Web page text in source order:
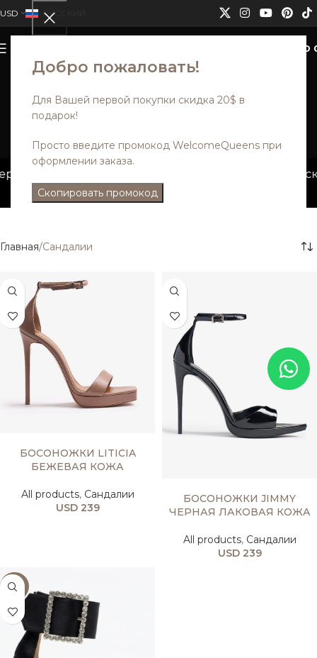
Добро пожаловать!
Для Вашей первой покупки скидка 20$ в
подарок!
Просто введите промокод WelcomeQueens при
оформлении заказа.
Скопировать промокод
USD РУССКИЙ
USD
Категории
заказ. Скидки не
Модели из
Главная Сандалии
БОСОНОЖКИ LITIСIA
БЕЖЕВАЯ КОЖА
All products, Сандалии
USD239
БОСОНОЖКИ JIMMY
ЧЕРНАЯ ЛАКОВАЯ КОЖА
All products, Сандалии
USD239
-25%